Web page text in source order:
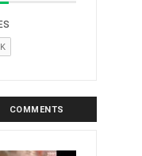
COMMENTS